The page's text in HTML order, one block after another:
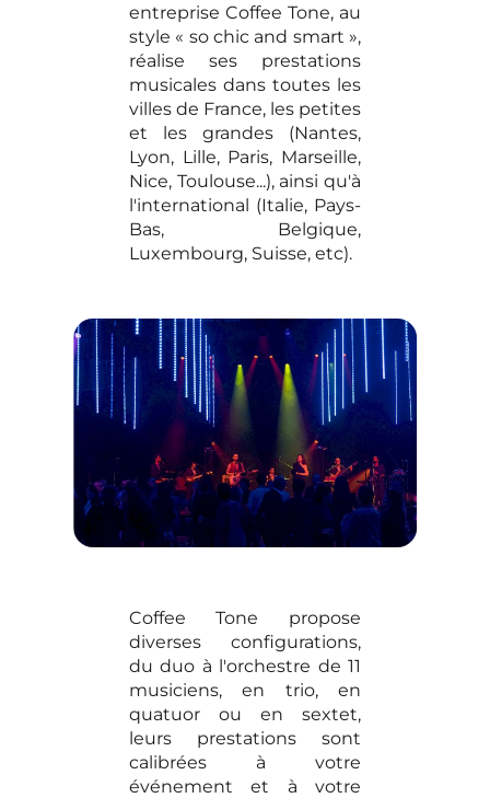
entreprise Coffee Tone, au
style « so chic and smart »,
réalise ses prestations
musicales dans toutes les
villes de France, les petites
et les grandes (Nantes,
Lyon, Lille, Paris, Marseille,
Nice, Toulouse...), ainsi qu'à
l'international (Italie, Pays-
Bas, Belgique,
Luxembourg, Suisse, etc).
Coffee Tone propose
diverses configurations,
du duo à l'orchestre de 11
musiciens, en trio, en
quatuor ou en sextet,
leurs prestations sont
calibrées à votre
événement et à votre